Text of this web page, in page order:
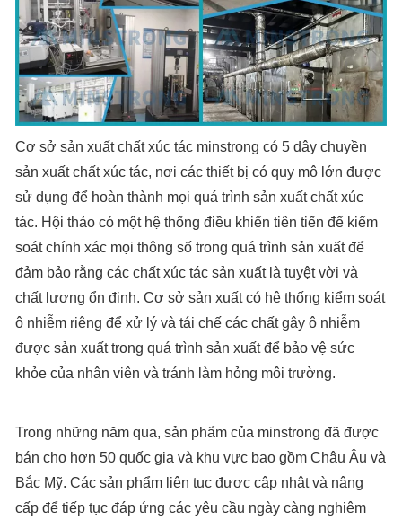
Cơ sở sản xuất chất xúc tác minstrong có 5 dây chuyền
sản xuất chất xúc tác, nơi các thiết bị có quy mô lớn được
sử dụng để hoàn thành mọi quá trình sản xuất chất xúc
tác. Hội thảo có một hệ thống điều khiển tiên tiến để kiểm
soát chính xác mọi thông số trong quá trình sản xuất để
đảm bảo rằng các chất xúc tác sản xuất là tuyệt vời và
chất lượng ổn định. Cơ sở sản xuất có hệ thống kiểm soát
ô nhiễm riêng để xử lý và tái chế các chất gây ô nhiễm
được sản xuất trong quá trình sản xuất để bảo vệ sức
khỏe của nhân viên và tránh làm hỏng môi trường.
Trong những năm qua, sản phẩm của minstrong đã được
bán cho hơn 50 quốc gia và khu vực bao gồm Châu Âu và
Bắc Mỹ. Các sản phẩm liên tục được cập nhật và nâng
cấp để tiếp tục đáp ứng các yêu cầu ngày càng nghiêm